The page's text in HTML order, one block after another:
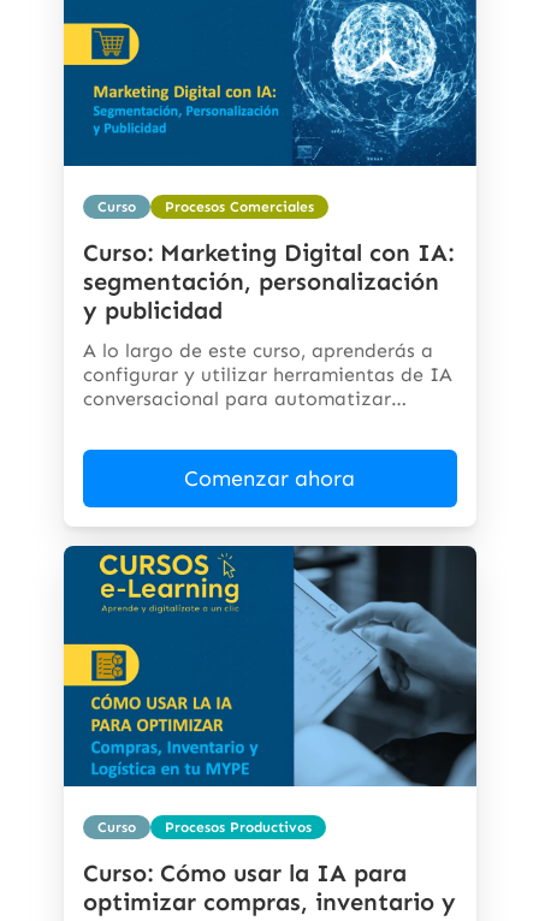
Curso Procesos Comerciales
Curso: Marketing Digital con IA:
segmentación, personalización
y publicidad
A lo largo de este curso, aprenderás a
configurar y utilizar herramientas de IA
conversacional para automatizar
Comenzar ahora
Curso Procesos Productivos
Curso: Cómo usar la IA para
optimizar compras, inventario y